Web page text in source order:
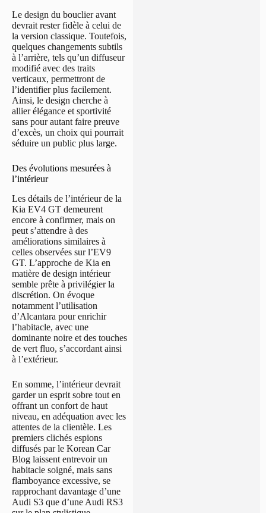
Le design du bouclier avant
devrait rester fidèle à celui de
la version classique. Toutefois,
quelques changements subtils
à l’arrière, tels qu’un diffuseur
modifié avec des traits
verticaux, permettront de
l’identifier plus facilement.
Ainsi, le design cherche à
allier élégance et sportivité
sans pour autant faire preuve
d’excès, un choix qui pourrait
séduire un public plus large.
Des évolutions mesurées à
l’intérieur
Les détails de l’intérieur de la
Kia EV4 GT demeurent
encore à confirmer, mais on
peut s’attendre à des
améliorations similaires à
celles observées sur l’EV9
GT. L’approche de Kia en
matière de design intérieur
semble prête à privilégier la
discrétion. On évoque
notamment l’utilisation
d’Alcantara pour enrichir
l’habitacle, avec une
dominante noire et des touches
de vert fluo, s’accordant ainsi
à l’extérieur.
En somme, l’intérieur devrait
garder un esprit sobre tout en
offrant un confort de haut
niveau, en adéquation avec les
attentes de la clientèle. Les
premiers clichés espions
diffusés par le Korean Car
Blog laissent entrevoir un
habitacle soigné, mais sans
flamboyance excessive, se
rapprochant davantage d’une
Audi S3 que d’une Audi RS3